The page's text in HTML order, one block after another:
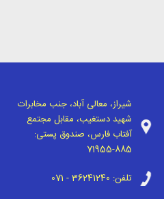
شیراز، معالی آباد، جنب مخابرات
شهید دستغیب، مقابل مجتمع
آفتاب فارس، صندوق پستی:
71955-885
تلفن: 071 - 36241240